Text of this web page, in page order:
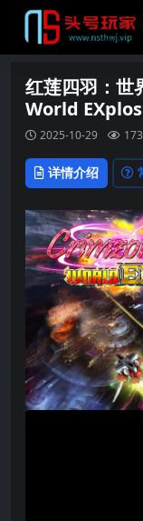
红莲四羽：
World
2025-10-29 173
详情介绍